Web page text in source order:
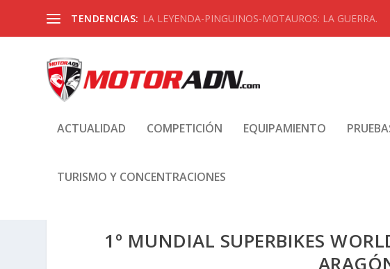
TENDENCIAS: LA LEYENDA-PINGUINOS-MOTAUROS: LA GUERRA.
ACTUALIDAD COMPETICIÓN EQUIPAMIENTO
TURISMO Y CONCENTRACIONES
1º MUNDIAL SUPERBIKES